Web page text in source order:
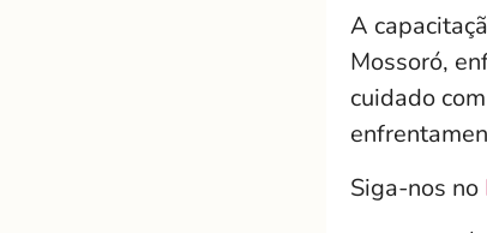
A
Mossoró,
cuidado
Siga-nos no